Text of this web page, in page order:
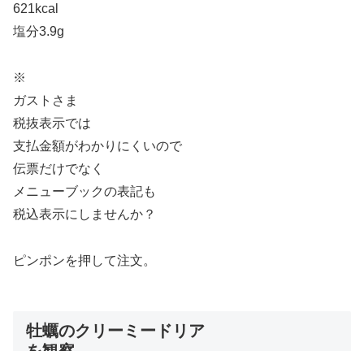
621kcal
塩分3.9g
※
ガストさま
税抜表示では
支払金額がわかりにくいので
伝票だけでなく
メニューブックの表記も
税込表示にしませんか？
ピンポンを押して注文。
牡蠣のクリーミードリア